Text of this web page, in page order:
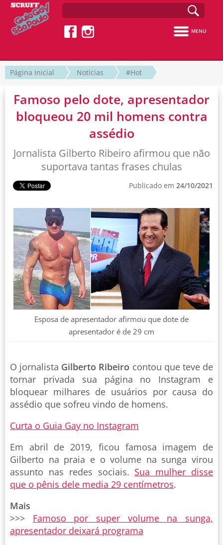
MENU
Página Inicial Notícias #Hot
Famoso pelo dote, apresentador
bloqueou 20 mil homens contra
assédio
Jornalista Gilberto Ribeiro afirmou que não
suportava tantas frases chulas
Publicado em 24/10/2021
Esposa de apresentador afirmou que dote de
apresentador é de 29 cm
O jornalista Gilberto Ribeiro contou que teve de
tornar privada sua página no Instagram e
bloquear milhares de usuários por causa do
assédio que sofreu vindo de homens.
Curta o Guia Gay no Instagram
Em abril de 2019, ficou famosa imagem de
Gilberto na praia e o volume na sunga virou
assunto nas redes sociais. Sua mulher disse
que o pênis dele media 29 centímetros.
Mais
>>> Famoso por super volume na sunga,
apresentador deixará programa